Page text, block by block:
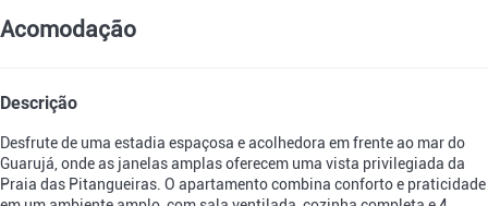
Acomodação
Descrição
Desfrute de uma estadia espaçosa e acolhedora em frente ao mar do
Guarujá, onde as janelas amplas oferecem uma vista privilegiada da
Praia das Pitangueiras. O apartamento combina conforto e praticidade